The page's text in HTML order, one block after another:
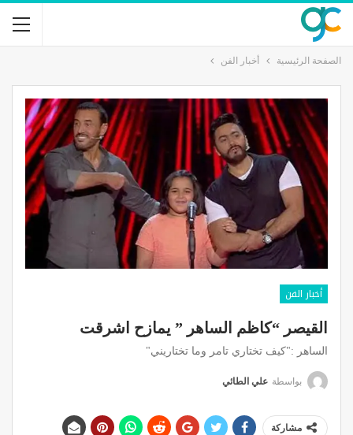
الصفحة الرئيسية أخبار الفن
أخبار الفن
القيصر “كاظم الساهر ” يمازح اشرقت
الساهر :"كيف تختاري تامر وما تختاريني"
بواسطة علي الطائي
مشاركة